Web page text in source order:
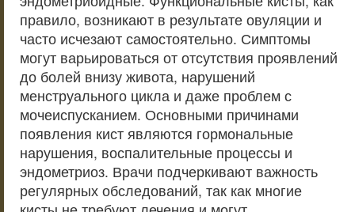
правило, возникают в результате овуляции и
часто исчезают самостоятельно. Симптомы
могут варьироваться от отсутствия проявлений
до болей внизу живота, нарушений
менструального цикла и даже проблем с
мочеиспусканием. Основными причинами
появления кист являются гормональные
нарушения, воспалительные процессы и
эндометриоз. Врачи подчеркивают важность
регулярных обследований, так как многие